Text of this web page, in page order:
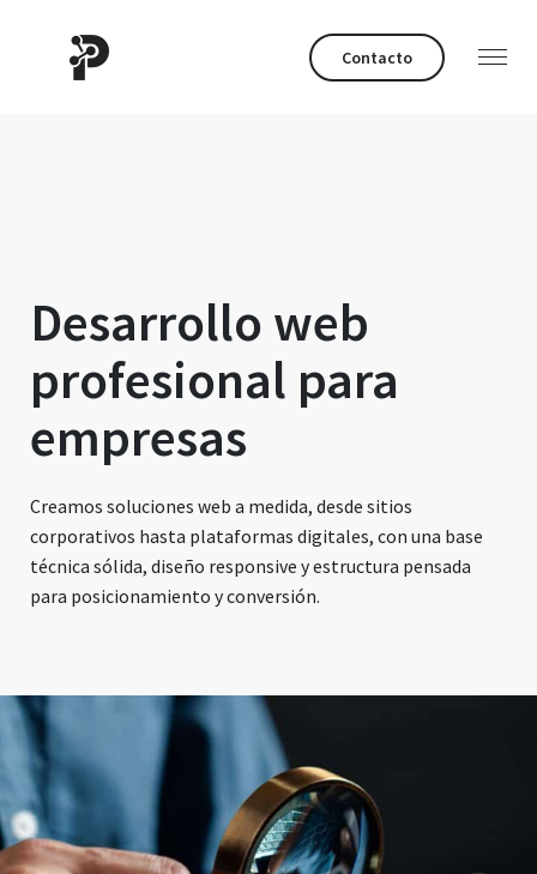
Contacto
Desarrollo web
profesional para
empresas
Creamos soluciones web a medida, desde sitios
corporativos hasta plataformas digitales, con una base
técnica sólida, diseño responsive y estructura pensada
para posicionamiento y conversión.